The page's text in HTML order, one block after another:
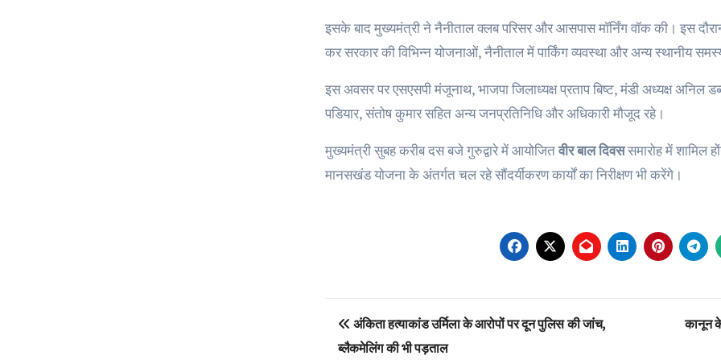
इसके बाद मुख्यमंत्री ने नैनीताल क्लब परिसर और आसपास मॉर्निंग वॉक की। इस
कर सरकार की विभिन्न योजनाओं, नैनीताल में पार्किंग व्यवस्था और अन्य स्थानीय
इस अवसर पर एसएसपी मंजूनाथ, भाजपा जिलाध्यक्ष प्रताप बिष्ट, मंडी अध्यक्ष अनिल
पडियार, संतोष कुमार सहित अन्य जनप्रतिनिधि और अधिकारी मौजूद रहे।
मुख्यमंत्री सुबह करीब दस बजे गुरुद्वारे में आयोजितवीर बाल दिवससमारोह में शामिल
मानसखंड योजना के अंतर्गत चल रहे सौंदर्यीकरण कार्यों का निरीक्षण भी करेंगे।
Post
navigation
अंकिता हत्याकांड उर्मिला के आरोपों पर दून पुलिस की जांच,
ब्लैकमेलिंग की भी पड़ताल
कानून